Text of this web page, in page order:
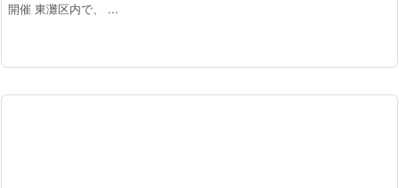
開催 東灘区内で、 ...